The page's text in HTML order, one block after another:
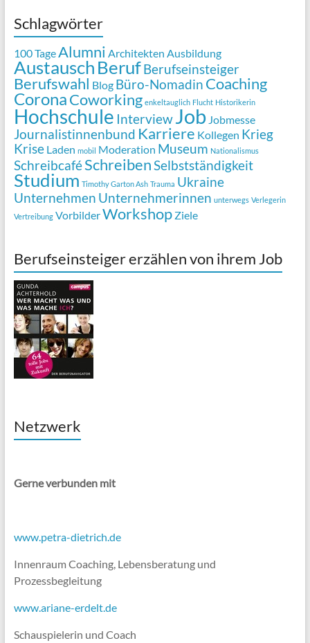
Schlagwörter
100 TageAlumni Architekten Ausbildung
AustauschBerufBerufseinsteiger
Berufswahl Blog Büro-Nomadin Coaching
CoronaCoworking enkeltauglich Flucht Historikerin
Hochschule InterviewJob Jobmesse
Journalistinnenbund Karriere Kollegen Krieg
Krise Laden mobil Moderation Museum Nationalismus
SchreibcaféSchreibenSelbstständigkeit
Studium Timothy Garton Ash Trauma Ukraine
Unternehmen Unternehmerinnen unterwegs Verlegerin
Vertreibung VorbilderWorkshop Ziele
Berufseinsteiger erzählen von ihrem Job
Netzwerk
Gerne verbunden mit
www.petra-dietrich.de
Innenraum Coaching, Lebensberatung und
Prozessbegleitung
www.ariane-erdelt.de
Schauspielerin und Coach